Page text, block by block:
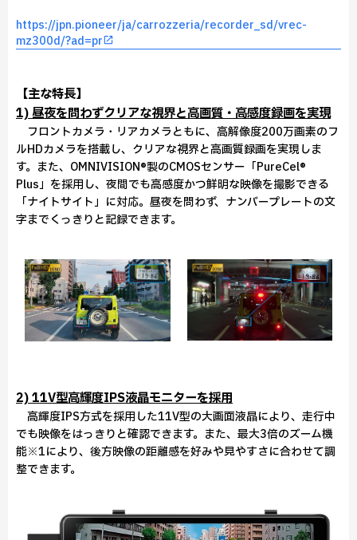
https://jpn.pioneer/ja/carrozzeria/recorder_sd/vrec-
mz300d/?ad=pr
【主な特長】
1) 昼夜を問わずクリアな視界と高画質・高感度録画を実現
フロントカメラ・リアカメラともに、高解像度200万画素のフ
ルHDカメラを搭載し、クリアな視界と高画質録画を実現しま
す。また、OMNIVISION®製のCMOSセンサー「PureCel®
Plus」を採用し、夜間でも高感度かつ鮮明な映像を撮影できる
「ナイトサイト」に対応。昼夜を問わず、ナンバープレートの文
字までくっきりと記録できます。
2) 11V型高輝度IPS液晶モニターを採用
高輝度IPS方式を採用した11V型の大画面液晶により、走行中
でも映像をはっきりと確認できます。また、最大3倍のズーム機
能※1により、後方映像の距離感を好みや見やすさに合わせて調
整できます。